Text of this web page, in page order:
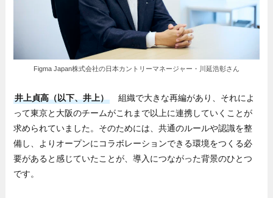
Figma Japan株式会社の日本カントリーマネージャー・川延浩彰さん
井上貞高（以下、井上）
組織で大きな再編があり、それによ
って東京と大阪のチームがこれまで以上に連携していくことが
求められていました。そのためには、共通のルールや認識を整
備し、よりオープンにコラボレーションできる環境をつくる必
要があると感じていたことが、導入につながった背景のひとつ
です。